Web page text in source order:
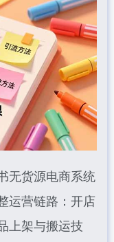
无货源电商系统
运营链路：开店
上架与搬运技